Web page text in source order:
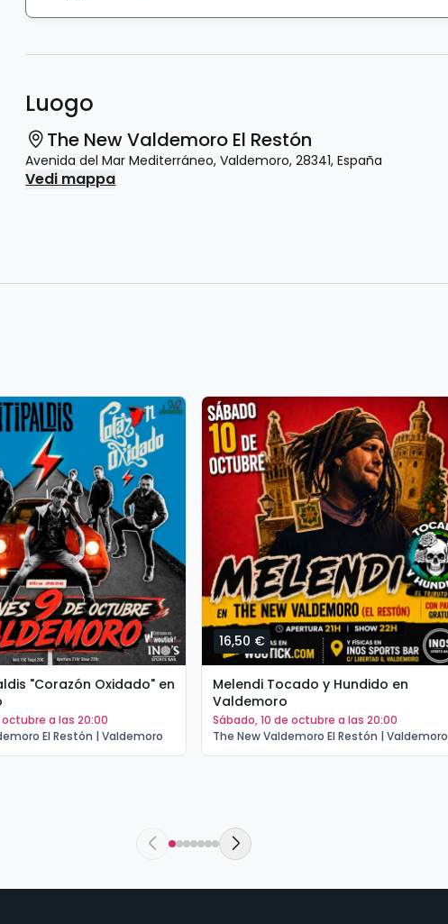
Luogo
The New Valdemoro El Restón
Avenida del Mar Mediterráneo, Valdemoro, 28341, España
Vedi mappa
"Corazón Oxidado" en
octubre a las 20:00
El Restón | Valdemoro
16,50 €
Melendi Tocado y Hundido en
Valdemoro
sábado, 10 de octubre a las 20:00
The New Valdemoro El Restón | Valdemoro